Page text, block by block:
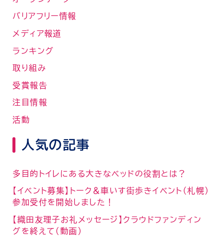
バリアフリー情報
メディア報道
ランキング
取り組み
受賞報告
注目情報
活動
人気の記事
多目的トイレにある大きなベッドの役割とは？
【イベント募集】トーク＆車いす街歩きイベント（札幌）
参加受付を開始しました！
【織田友理子お礼メッセージ】クラウドファンディン
グを終えて（動画）